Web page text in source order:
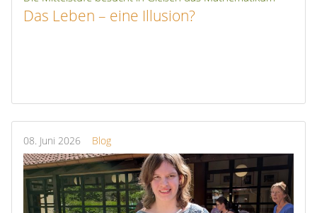
Das Leben – eine Illusion?
08. Juni 2026 Blog